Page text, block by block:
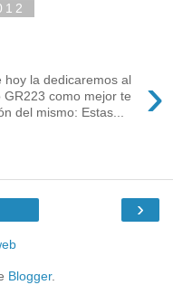
›
hoy la dedicaremos al
como mejor te
del mismo: Estas...
›
Blogger.